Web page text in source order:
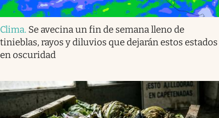
Clima. Se avecina un fin de semana lleno de
tinieblas, rayos y diluvios que dejarán estos estados
en oscuridad